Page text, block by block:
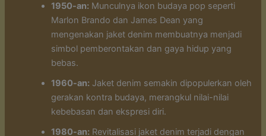
1950-an: Munculnya ikon budaya pop seperti
Marlon Brando dan James Dean yang
mengenakan jaket denim membuatnya menjadi
simbol pemberontakan dan gaya hidup yang
bebas.
1960-an: Jaket denim semakin dipopulerkan oleh
gerakan kontra budaya, merangkul nilai-nilai
kebebasan dan ekspresi diri.
1980-an: Revitalisasi jaket denim terjadi dengan